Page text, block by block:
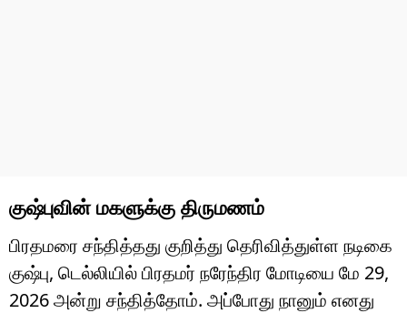
குஷ்புவின் மகளுக்கு திருமணம்
பிரதமரை சந்தித்தது குறித்து தெரிவித்துள்ள நடிகை
குஷ்பு, டெல்லியில் பிரதமர் நரேந்திர மோடியை மே 29,
2026 அன்று சந்தித்தோம். அப்போது நானும் எனது